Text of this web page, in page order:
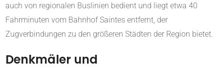
auch von regionalen Buslinien bedient und liegt etwa 40
Fahrminuten vom Bahnhof Saintes entfernt, der
Zugverbindungen zu den größeren Städten der Region bietet.
Denkmäler und